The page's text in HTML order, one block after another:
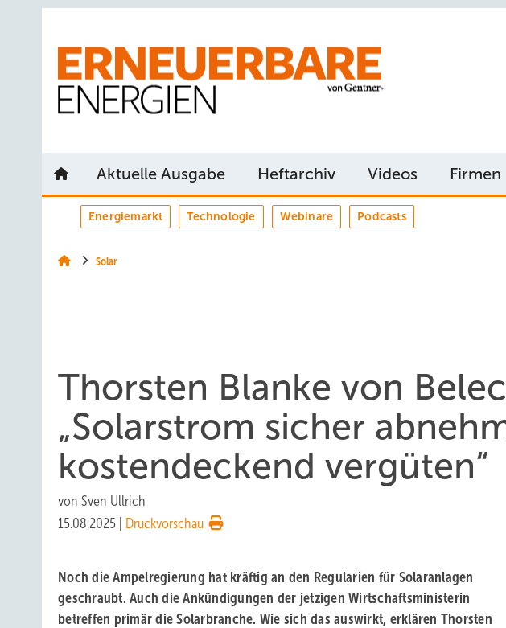
Aktuelle Ausgabe Heftarchiv Videos Firmen
Energiemarkt Technologie Webinare Podcasts
Solar
Thorsten Blanke von
„Solarstrom sicher
kostendeckend vergüten“
von Sven Ullrich
15.08.2025
Druckvorschau
Noch die Ampelregierung hat kräftig an den Regularien für Solaranlagen
geschraubt. Auch die Ankündigungen der jetzigen Wirtschaftsministerin
betreffen primär die Solarbranche. Wie sich das auswirkt, erklären Thorsten